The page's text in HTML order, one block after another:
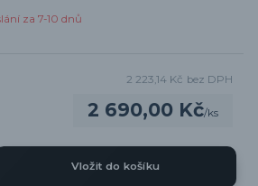
za 7-10 dnů
2 690,00 Kč/ks
2 223,14 Kč bez DPH
Vložit do košíku